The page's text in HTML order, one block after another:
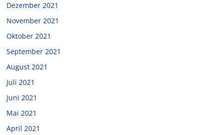
Dezember 2021
November 2021
Oktober 2021
September 2021
August 2021
Juli 2021
Juni 2021
Mai 2021
April 2021